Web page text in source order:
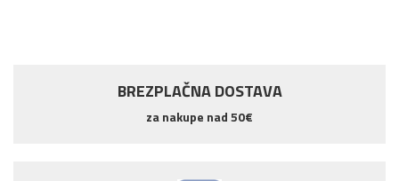
BREZPLAČNA DOSTAVA
za nakupe nad 50€